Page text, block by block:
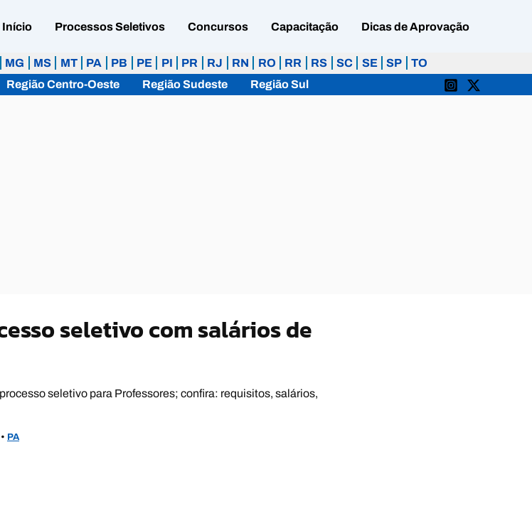
Início Processos Seletivos Concursos Capacitação Dicas de Aprovação
MG MS MT PA PB PE PI PR RJ RN RO RR RS SC SE SP
TO
Região Centro-Oeste Região Sudeste Região Sul
seletivo com salários de
seletivo para Professores; confira: requisitos, salários,
• PA